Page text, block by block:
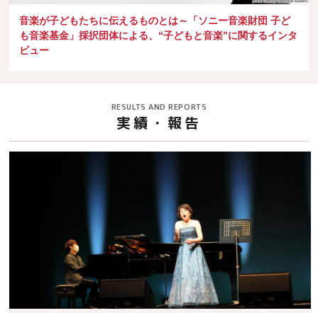
音楽が子どもたちに伝えるものとは～「ソニー音楽財団 子ど
も音楽基金」採択団体による、“子どもと音楽”に関するインタ
ビュー
RESULTS AND REPORTS
実績・報告